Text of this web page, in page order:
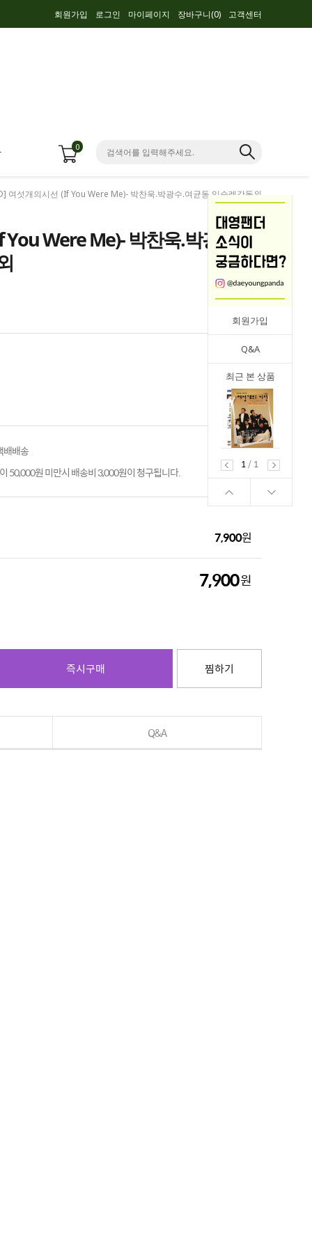
회원가입 로그인 마이페이지 장바구니(0) 고객센터
0
회원가입
Q&A
최근 본 상품
1
/ 1
여섯개의시선 (If You Were Me)- 박찬욱.박광수.여균동.임순례감독외
Were Me)- 박찬욱.박광
배배송
50,000원 미만시 배송비 3,000원이 청구됩니다.
7,900원
7,900원
즉시구매 찜하기
Q&A